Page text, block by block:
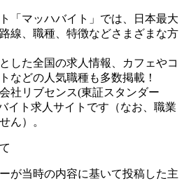
「マッハバイト」では、日本最大
線、職種、特徴などさまざまな方
した全国の求人情報、カフェやコ
などの人気職種も多数掲載！
社リブセンス(東証スタンダー
イト求人サイトです（なお、職業
ん）。
が当時の内容に基いて投稿した主